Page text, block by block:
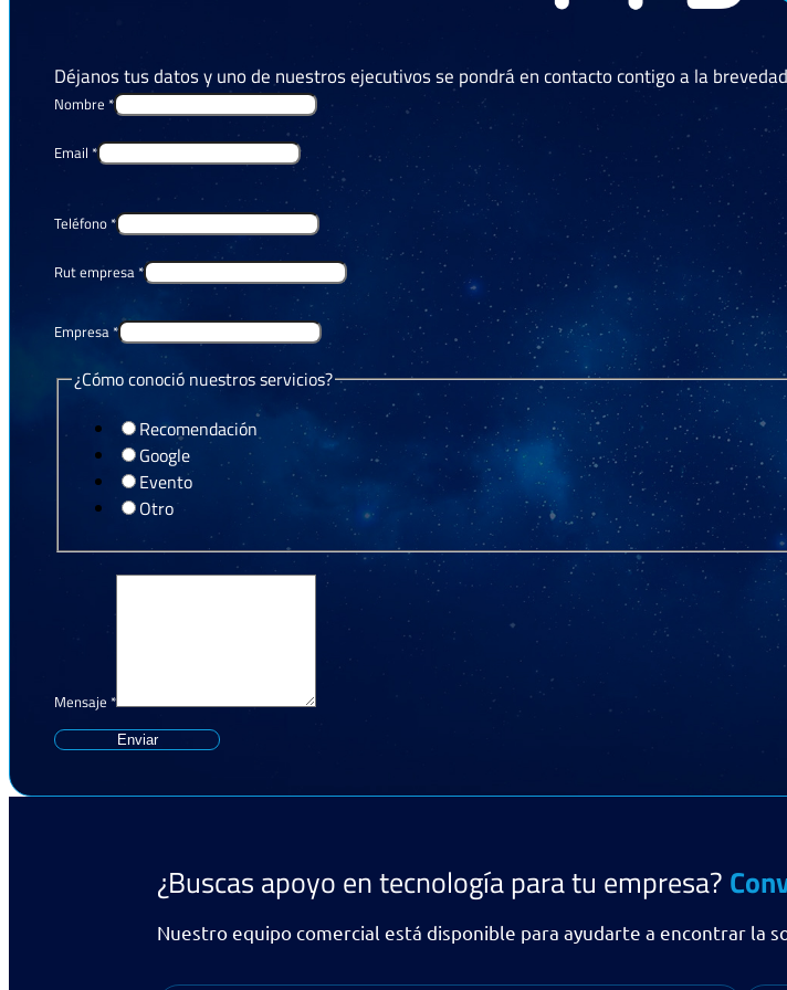
Déjanos tus datos y uno de nuestros ejecutivos se pondrá en contacto contigo a la
Nombre *
Email *
Teléfono *
Rut empresa *
Empresa *
Layout
Layout
¿Cómo
¿Cómo conoció nuestros servicios?
Recomendación
Google
Evento
Otro
Mensaje *
Enviar
¿Buscas apoyo en tecnología para tu empresa?
Nuestro equipo comercial está disponible para ayudarte a encontrar la